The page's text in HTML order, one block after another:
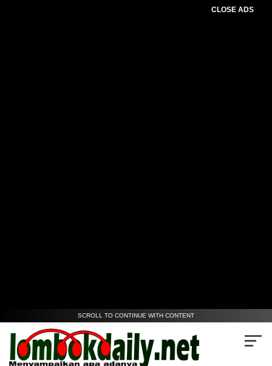
CLOSE ADS
SCROLL TO CONTINUE WITH CONTENT